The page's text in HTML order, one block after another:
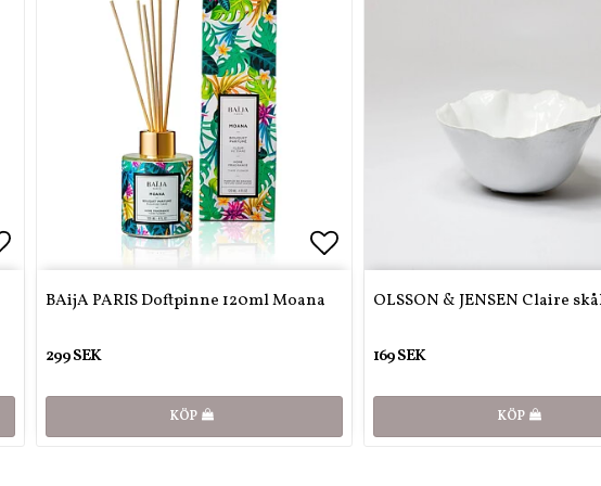
Lägg till i favoritlistan Lägg till i favoritlistan
Lägg till i favoritlistan
BAijA PARIS Doftpinne 120ml Moana
299 SEK
KÖP
OLSSON & JENSEN Claire
169 SEK
KÖP